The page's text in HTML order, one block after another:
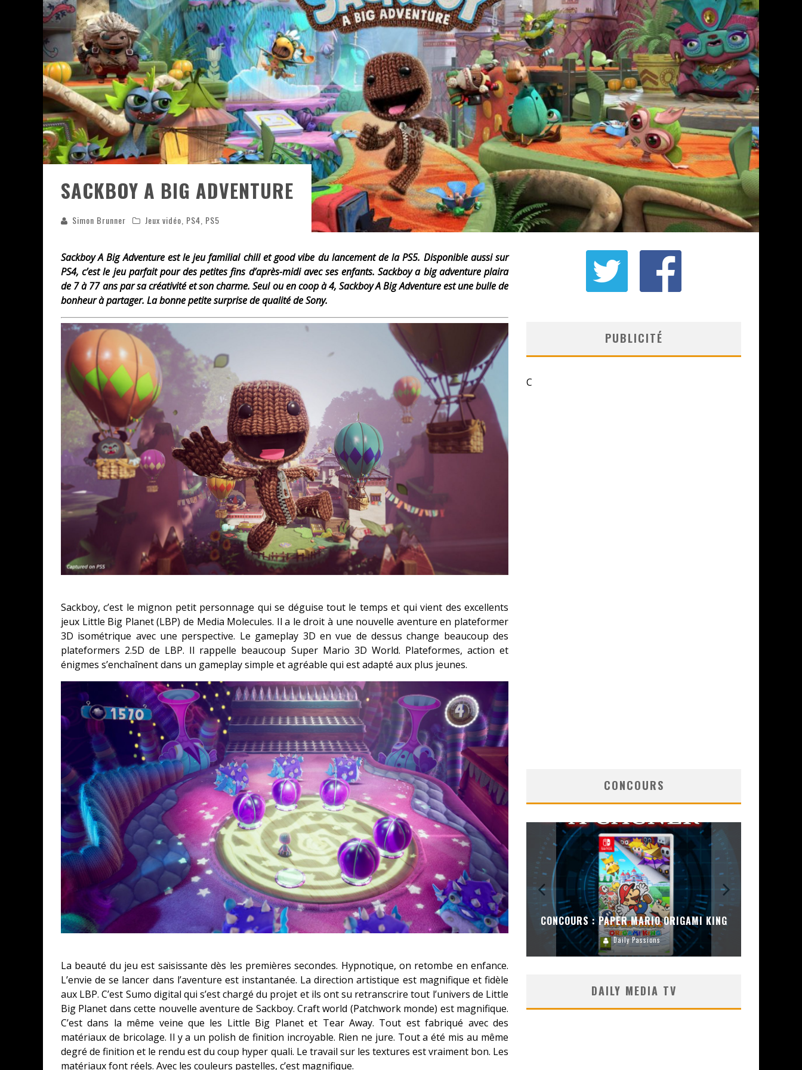
ASSASSIN'S CREED BLACK FLAG RESYNCED
« LE VENT DAND LES SAULES » - UNE BELLE HISTOIRE !
« DAMN THEM ALL » - UN DUO DE CHOC !
YOSHI AND THE MYSTERIOUS BOOK
« WOLF-MAN / INTEGRALE TOMES 1 ET 2 » - CRUELLE VENGEANCE !
SACKBOY A BIG ADVENTURE
Simon Brunner Jeux vidéo PS4 PS5
Sackboy A Big Adventure est le jeu familial chill et good vibe du lancement de la PS5. Disponible aussi sur
PS4, c’est le jeu parfait pour des petites fins d’après-midi avec ses enfants. Sackboy a big adventure plaira
de 7 à 77 ans par sa créativité et son charme. Seul ou en coop à 4, Sackboy A Big Adventure est une bulle de
bonheur à partager. La bonne petite surprise de qualité de Sony.
Sackboy, c’est le mignon petit personnage qui se déguise tout le temps et qui vient des excellents
jeux Little Big Planet (LBP) de Media Molecules. Il a le droit à une nouvelle aventure en plateformer
3D isométrique avec une perspective. Le gameplay 3D en vue de dessus change beaucoup des
plateformers 2.5D de LBP. Il rappelle beaucoup Super Mario 3D World. Plateformes, action et
énigmes s’enchaînent dans un gameplay simple et agréable qui est adapté aux plus jeunes.
La beauté du jeu est saisissante dès les premières secondes. Hypnotique, on retombe en enfance.
L’envie de se lancer dans l’aventure est instantanée. La direction artistique est magnifique et fidèle
aux LBP. C’est Sumo digital qui s’est chargé du projet et ils ont su retranscrire tout l’univers de Little
Big Planet dans cette nouvelle aventure de Sackboy. Craft world (Patchwork monde) est magnifique.
C’est dans la même veine que les Little Big Planet et Tear Away. Tout est fabriqué avec des
matériaux de bricolage. Il y a un polish de finition incroyable. Rien ne jure. Tout a été mis au même
degré de finition et le rendu est du coup hyper quali. Le travail sur les textures est vraiment bon. Les
matériaux font réels. Avec les couleurs pastelles, c’est magnifique.
PUBLICITÉ
C
CONCOURS
CONCOURS : CALENDRIER DE L’AVENT – UNE
COPIE DU JEU « GRID, ULTIMATE EDITION »
SUR XBOX ONE OU PS4
CONCOURS : PAPER MARIO ORIGAMI KING CONCOURS : DREAMS SUR PS4
Carlos Mühlig
DAILY MEDIA TV